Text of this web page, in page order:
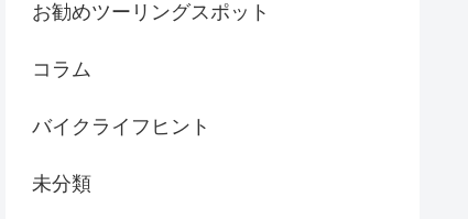
お勧めツーリングスポット
コラム
バイクライフヒント
未分類